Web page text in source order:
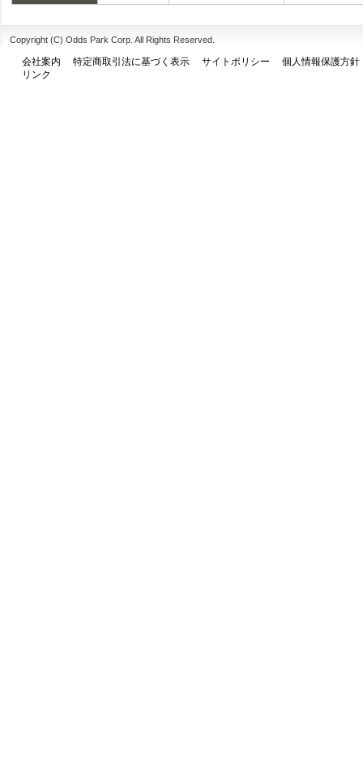
Copyright (C) Odds Park Corp. All Rights Reserved.
会社案内 特定商取引法に基づく表示 サイトポリシー
個人情報保護方針
リンク